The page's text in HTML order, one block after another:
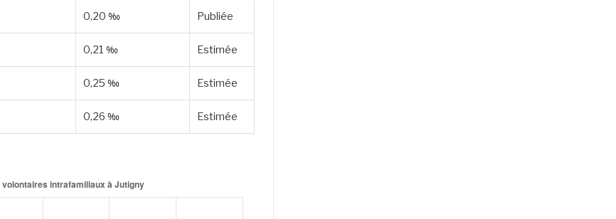
0,20 ‰ Publiée
0,21 ‰ Estimée
0,25 ‰ Estimée
0,26 ‰ Estimée